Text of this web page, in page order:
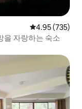
평점 4.95점(5
4.95 (735)
양지 최고의 전망을 자랑하는 숙소